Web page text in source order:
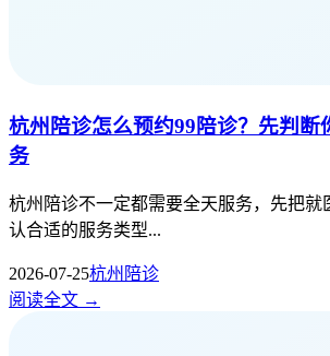
杭州陪诊怎么预约99陪诊？先判断
务
杭州陪诊不一定都需要全天服务，先把就
认合适的服务类型...
2026-07-25杭州陪诊
阅读全文 →